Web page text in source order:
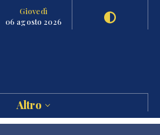
Giovedì
06 agosto 2026
Altro